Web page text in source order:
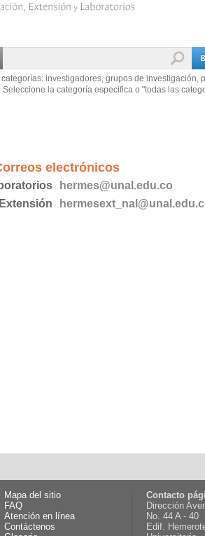
investigadores, grupos de investigación,
la categoría especifica o "todas las
electrónicos
hermes@unal.edu.co
Extensión
Mapa del sitio
FAQ
Atención en línea
Contáctenos
Contacto
Dirección
No. 44 A - 40
Edif.